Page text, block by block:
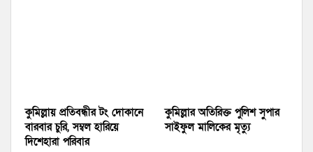
কুমিল্লায় প্রতিবন্ধীর টং দোকানে
বারবার চুরি, সম্বল হারিয়ে
দিশেহারা পরিবার
কুমিল্লার অতিরিক্ত পুলিশ সুপার
সাইফুল মালিকের মৃত্যু